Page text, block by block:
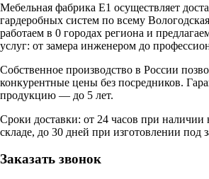
Мебельная фабрика Е1 осуществляет
гардеробных систем по всему
работаем в 0 городах региона и
услуг: от замера инженером до
Собственное производство в России
конкурентные цены без посредников.
продукцию — до 5 лет.
Сроки доставки: от 24 часов при наличии
складе, до 30 дней при изготовлении под
Заказать звонок